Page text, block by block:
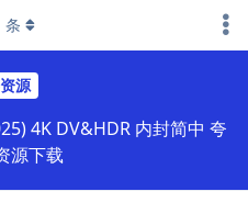
源
4K DV&HDR 内封简中 夸
源下载
条